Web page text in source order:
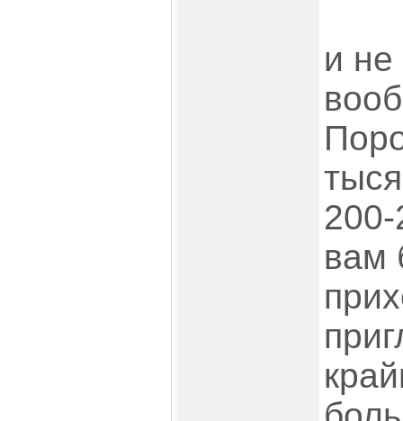
и не
вам